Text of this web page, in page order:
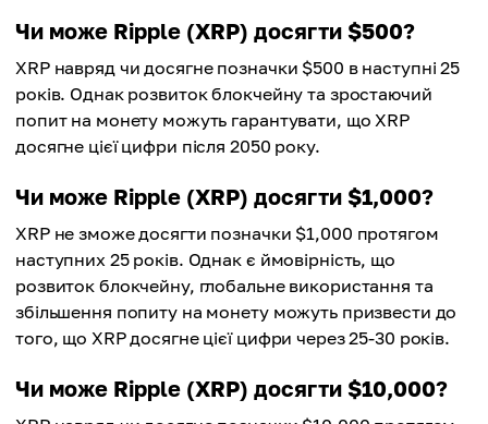
Чи може Ripple (XRP) досягти $500?
XRP навряд чи досягне позначки $500 в наступні 25
років. Однак розвиток блокчейну та зростаючий
попит на монету можуть гарантувати, що XRP
досягне цієї цифри після 2050 року.
Чи може Ripple (XRP) досягти $1,000?
XRP не зможе досягти позначки $1,000 протягом
наступних 25 років. Однак є ймовірність, що
розвиток блокчейну, глобальне використання та
збільшення попиту на монету можуть призвести до
того, що XRP досягне цієї цифри через 25-30 років.
Чи може Ripple (XRP) досягти $10,000?